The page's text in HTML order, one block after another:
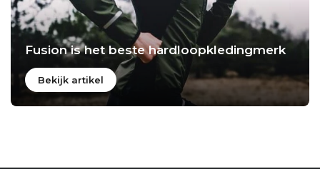
Fusion is het beste hardloopkledingmerk
Bekijk artikel